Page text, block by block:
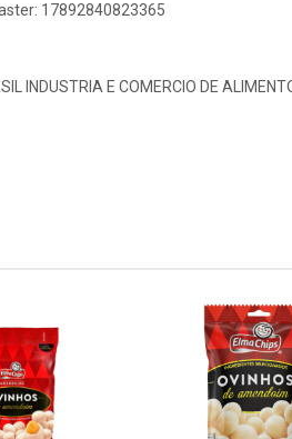
17892840823365
INDUSTRIA E COMERCIO DE